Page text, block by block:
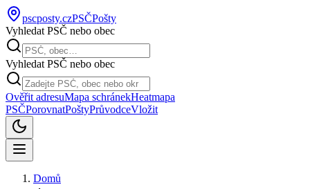
pscposty.czPSČPošty
Vyhledat PSČ nebo obec
Vyhledat PSČ nebo obec
Ověřit adresuMapa schránekHeatmapa
PSČPorovnatPoštyPrůvodceVložit
Domů